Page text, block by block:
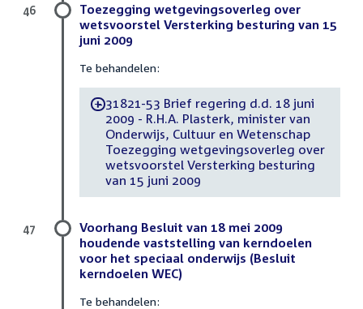
Toezegging wetgevingsoverleg over
wetsvoorstel Versterking besturing van 15
juni 2009
Te behandelen:
-31821-53 Brief regering d.d. 18 juni
2009 - R.H.A. Plasterk, minister van
Onderwijs, Cultuur en Wetenschap
Toezegging wetgevingsoverleg over
wetsvoorstel Versterking besturing
van 15 juni 2009
46
Voorhang Besluit van 18 mei 2009
houdende vaststelling van kerndoelen
voor het speciaal onderwijs (Besluit
kerndoelen WEC)
Te behandelen:
47